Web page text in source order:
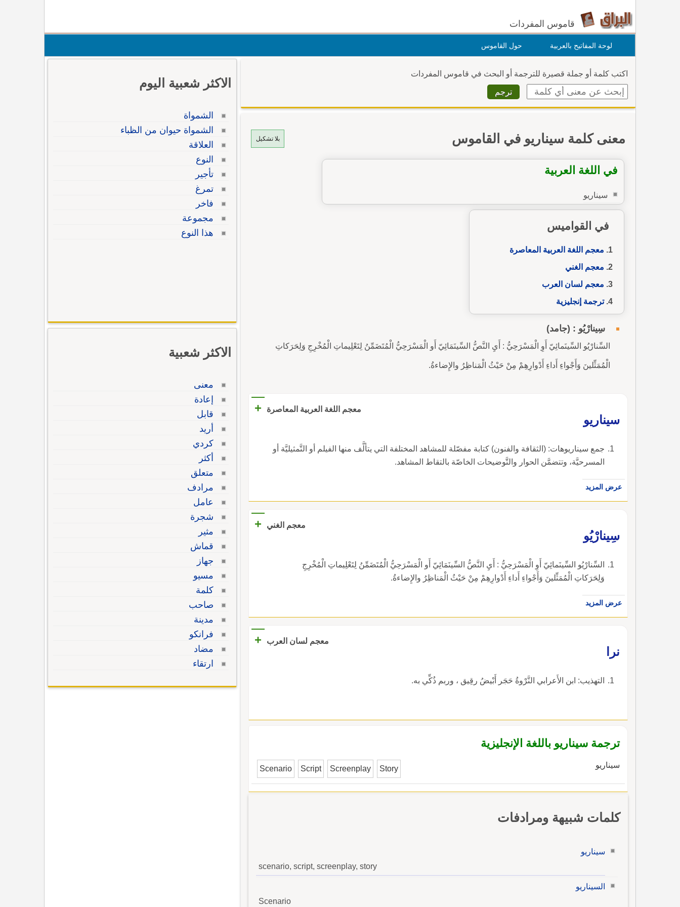
قاموس المفردات
لوحة المفاتيح بالعربية حول القاموس
اكتب كلمة أو جملة قصيرة للترجمة أو البحث في قاموس المفردات
بلا تشكيل معنى كلمة سيناريو في القاموس
في اللغة العربية
سيناريو
في القواميس
معجم اللغة العربية المعاصرة
معجم الغني
معجم لسان العرب
ترجمة إنجليزية
سِينارْيُو : (جامد)
السِّنارْيُو السِّينَمائِيّ أَوِ الْمَسْرَحِيُّ : أَيِ النَّصُّ السِّينَمَائِيّ أَو الْمَسْرَحِيُّ الْمُتَضَمِّنُ لِتَعْلِيماتِ الْمُخْرِجِ وَلِحَرَكاتِ
الْمُمَثِّلينَ وَأَجْواءِ أَداءِ أَدْوارِهِمْ مِنْ حَيْثُ الْمَناظِرُ والإِضاءةُ.
معجم اللغة العربية المعاصرة
+
سيناريو
جمع سيناريوهات: (الثقافة والفنون) كتابة مفصّلة للمشاهد المختلفة التي يتألَّف منها الفيلم أو التَّمثيليَّة أو
المسرحيَّة، وتتضمَّن الحوار والتَّوضيحات الخاصّة بالتقاط المشاهد.
عرض المزيد
معجم الغني
+
سِينارْيُو
السِّنارْيُو السِّينَمائِيّ أَوِ الْمَسْرَحِيُّ : أَيِ النَّصُّ السِّينَمَائِيّ أَو الْمَسْرَحِيُّ الْمُتَضَمِّنُ لِتَعْلِيماتِ الْمُخْرِجِ
وَلِحَرَكاتِ الْمُمَثِّلينَ وَأَجْواءِ أَداءِ أَدْوارِهِمْ مِنْ حَيْثُ الْمَناظِرُ والإِضاءةُ.
عرض المزيد
معجم لسان العرب
+
نرا
التهذيب: ابن الأَعرابي النَّرْوةُ حَجَر أَبْيضُ رقِيق ، وربم ذُكِّي به.
ترجمة سيناريو باللغة الإنجليزية
سيناريو Scenario Script Screenplay Story
كلمات شبيهة ومرادفات
سيناريو
scenario, script, screenplay, story
السيناريو
Scenario
الاكثر شعبية اليوم
الشمواة
الشمواة حيوان من الظباء
العلاقة
النوع
تأجير
تمرغ
فاخر
مجموعة
هذا النوع
الاكثر شعبية
معنى
إعادة
قابل
أريد
كردي
أكثر
متعلق
مرادف
عامل
شجرة
مثير
قماش
جهاز
مسيو
كلمة
صاحب
مدينة
فرانكو
مضاد
ارتقاء